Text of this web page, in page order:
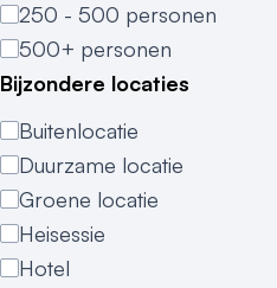
250 - 500 personen
500+ personen
Bijzondere locaties
Buitenlocatie
Duurzame locatie
Groene locatie
Heisessie
Hotel